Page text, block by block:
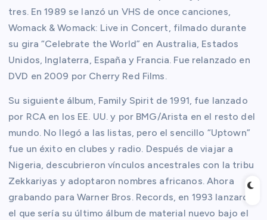
tres. En 1989 se lanzó un VHS de once canciones,
Womack & Womack: Live in Concert, filmado durante
su gira “Celebrate the World” en Australia, Estados
Unidos, Inglaterra, España y Francia. Fue relanzado en
DVD en 2009 por Cherry Red Films.
Su siguiente álbum, Family Spirit de 1991, fue lanzado
por RCA en los EE. UU. y por BMG/Arista en el resto del
mundo. No llegó a las listas, pero el sencillo “Uptown”
fue un éxito en clubes y radio. Después de viajar a
Nigeria, descubrieron vínculos ancestrales con la tribu
Zekkariyas y adoptaron nombres africanos. Ahora
grabando para Warner Bros. Records, en 1993 lanzaron
el que sería su último álbum de material nuevo bajo el